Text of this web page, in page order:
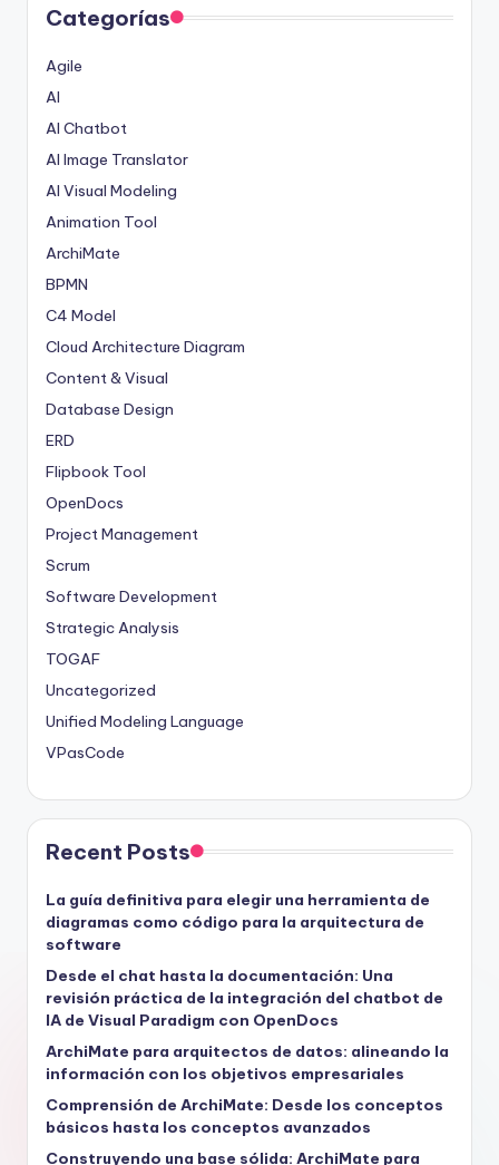
Categorías
Agile
AI
AI Chatbot
AI Image Translator
AI Visual Modeling
Animation Tool
ArchiMate
BPMN
C4 Model
Cloud Architecture Diagram
Content & Visual
Database Design
ERD
Flipbook Tool
OpenDocs
Project Management
Scrum
Software Development
Strategic Analysis
TOGAF
Uncategorized
Unified Modeling Language
VPasCode
Recent Posts
La guía definitiva para elegir una herramienta de
diagramas como código para la arquitectura de
software
Desde el chat hasta la documentación: Una
revisión práctica de la integración del chatbot de
IA de Visual Paradigm con OpenDocs
ArchiMate para arquitectos de datos: alineando la
información con los objetivos empresariales
Comprensión de ArchiMate: Desde los conceptos
básicos hasta los conceptos avanzados
Construyendo una base sólida: ArchiMate para